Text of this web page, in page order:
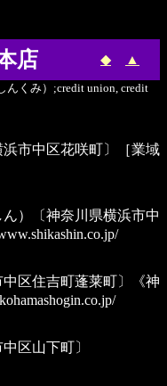
店 ◆ ▲
んくみ）;credit union, credit
浜市中区花咲町〕［業域
ん）〔神奈川県横浜市中
中区住吉町蓬莱町〕《神
区山下町〕